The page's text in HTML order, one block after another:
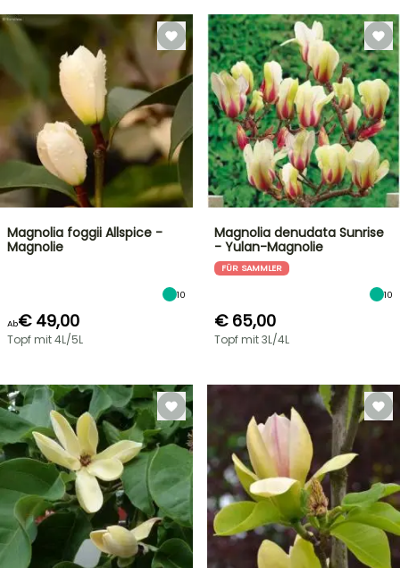
Magnolia foggii Allspice -
Magnolie
10
Ab€ 49,00
Topf mit 4L/5L
Magnolia denudata Sunrise
- Yulan-Magnolie
FÜR SAMMLER
10
€ 65,00
Topf mit 3L/4L